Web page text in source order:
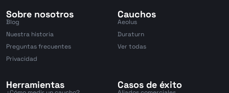
Sobre nosotros
Blog
Nuestra historia
Preguntas frecuentes
Privacidad
Cauchos
Aeolus
Duraturn
Ver todas
Herramientas Casos de éxito